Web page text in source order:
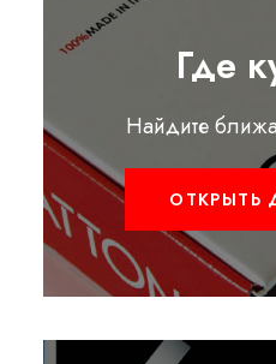
Где
Найдите
ОТКРЫТЬ